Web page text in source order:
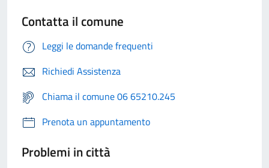
Contatta il comune
Leggi le domande frequenti
Richiedi Assistenza
Chiama il comune 06 65210.245
Prenota un appuntamento
Problemi in città